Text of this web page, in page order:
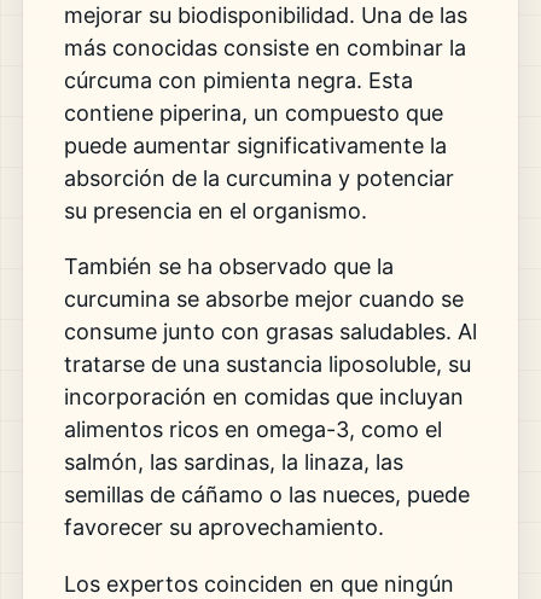
mejorar su biodisponibilidad. Una de las
más conocidas consiste en combinar la
cúrcuma con pimienta negra. Esta
contiene piperina, un compuesto que
puede aumentar significativamente la
absorción de la curcumina y potenciar
su presencia en el organismo.
También se ha observado que la
curcumina se absorbe mejor cuando se
consume junto con grasas saludables. Al
tratarse de una sustancia liposoluble, su
incorporación en comidas que incluyan
alimentos ricos en omega-3, como el
salmón, las sardinas, la linaza, las
semillas de cáñamo o las nueces, puede
favorecer su aprovechamiento.
Los expertos coinciden en que ningún